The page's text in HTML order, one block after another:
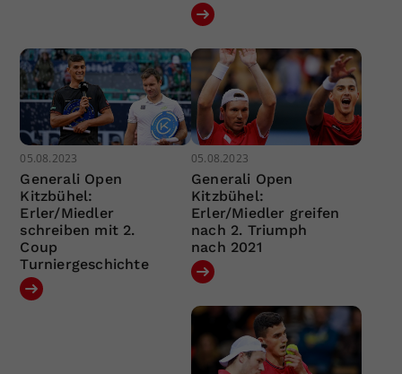
05.08.2023
Generali Open
Kitzbühel:
Erler/Miedler
schreiben mit 2.
Coup
Turniergeschichte
05.08.2023
Generali Open
Kitzbühel:
Erler/Miedler greifen
nach 2. Triumph
nach 2021